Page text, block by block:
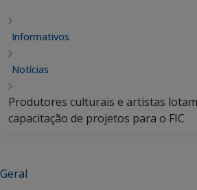
Informativos
Notícias
Produtores culturais e artistas
capacitação de projetos para o FIC
Geral